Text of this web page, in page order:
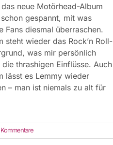
neue Motörhead-Album
gespannt, mit was
Fans diesmal überraschen.
steht wieder das Rock’n Roll-
was mir persönlich
thrashigen Einflüsse. Auch
lässt es Lemmy wieder
– man ist niemals zu alt für